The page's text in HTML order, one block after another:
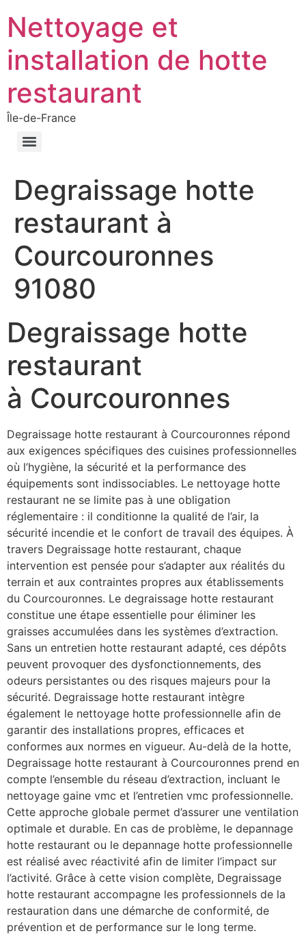
Nettoyage et
installation de hotte
restaurant
Île-de-France
Degraissage hotte
restaurant à
Courcouronnes
91080
Degraissage hotte
restaurant
à Courcouronnes
Degraissage hotte restaurant à Courcouronnes répond
aux exigences spécifiques des cuisines professionnelles
où l’hygiène, la sécurité et la performance des
équipements sont indissociables. Le nettoyage hotte
restaurant ne se limite pas à une obligation
réglementaire : il conditionne la qualité de l’air, la
sécurité incendie et le confort de travail des équipes. À
travers Degraissage hotte restaurant, chaque
intervention est pensée pour s’adapter aux réalités du
terrain et aux contraintes propres aux établissements
du Courcouronnes. Le degraissage hotte restaurant
constitue une étape essentielle pour éliminer les
graisses accumulées dans les systèmes d’extraction.
Sans un entretien hotte restaurant adapté, ces dépôts
peuvent provoquer des dysfonctionnements, des
odeurs persistantes ou des risques majeurs pour la
sécurité. Degraissage hotte restaurant intègre
également le nettoyage hotte professionnelle afin de
garantir des installations propres, efficaces et
conformes aux normes en vigueur. Au-delà de la hotte,
Degraissage hotte restaurant à Courcouronnes prend en
compte l’ensemble du réseau d’extraction, incluant le
nettoyage gaine vmc et l’entretien vmc professionnelle.
Cette approche globale permet d’assurer une ventilation
optimale et durable. En cas de problème, le depannage
hotte restaurant ou le depannage hotte professionnelle
est réalisé avec réactivité afin de limiter l’impact sur
l’activité. Grâce à cette vision complète, Degraissage
hotte restaurant accompagne les professionnels de la
restauration dans une démarche de conformité, de
prévention et de performance sur le long terme.